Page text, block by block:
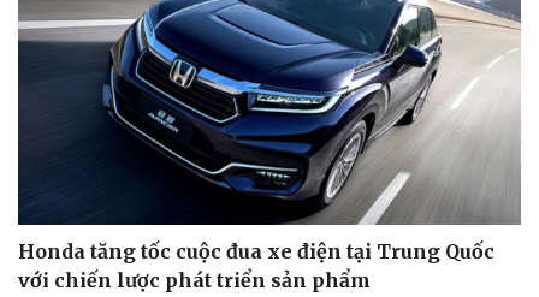
Honda tăng tốc cuộc đua xe điện tại Trung Quốc
với chiến lược phát triển sản phẩm